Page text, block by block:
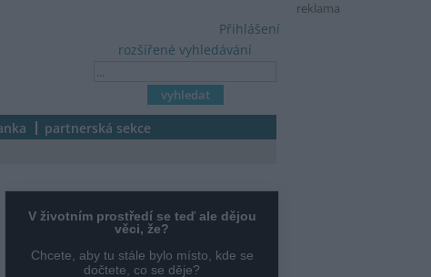
reklama
rozšířené vyhledávání
Přihlášení
partnerská sekce